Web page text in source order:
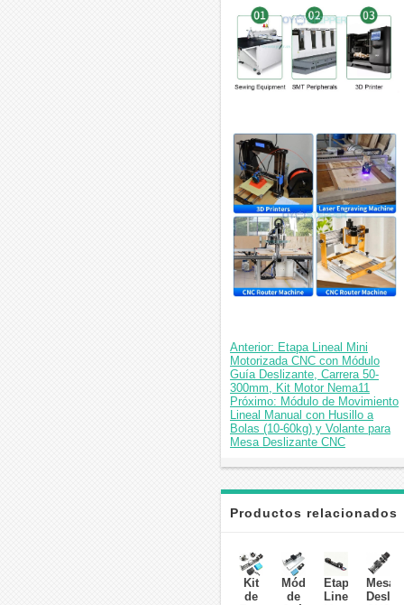
Anterior: Etapa Lineal Mini
Motorizada CNC con Módulo
Guía Deslizante, Carrera 50-
300mm, Kit Motor Nema11
Próximo: Módulo de Movimiento
Lineal Manual con Husillo a
Bolas (10-60kg) y Volante para
Mesa Deslizante CNC
Productos relacionados
Kit
de
Módulo
de
Etapa
Lineal
Mesa